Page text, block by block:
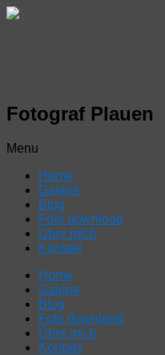
Fotograf Plauen
Menu
Home
Galerie
Blog
Foto download
Über mich
Kontakt
Home
Galerie
Blog
Foto download
Über mich
Kontakt